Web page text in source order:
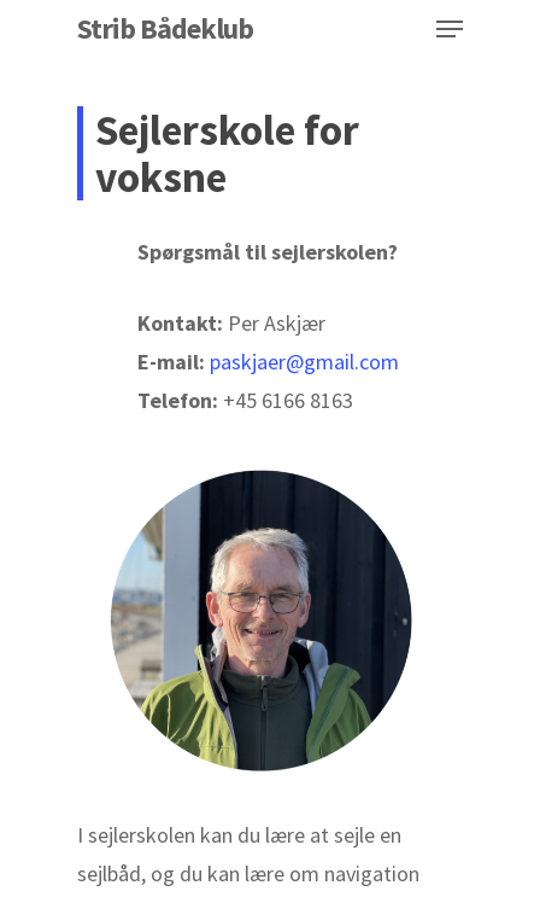
Strib Bådeklub Menu
Sejlerskole for
voksne
Spørgsmål til sejlerskolen?
Kontakt: Per Askjær
E-mail: paskjaer@gmail.com
Telefon: +45 6166 8163
I sejlerskolen kan du lære at sejle en
sejlbåd, og du kan lære om navigation